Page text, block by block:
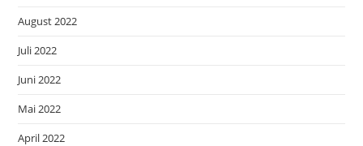
August 2022
Juli 2022
Juni 2022
Mai 2022
April 2022